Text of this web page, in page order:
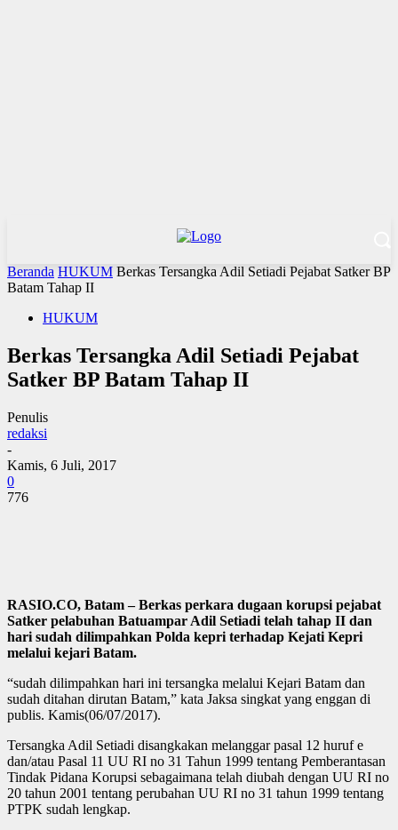
Beranda HUKUM Berkas Tersangka Adil Setiadi Pejabat Satker BP
Batam Tahap II
HUKUM
Berkas Tersangka Adil Setiadi Pejabat
Satker BP Batam Tahap II
Penulis
redaksi
-
Kamis, 6 Juli, 2017
0
776
RASIO.CO, Batam – Berkas perkara dugaan korupsi pejabat
Satker pelabuhan Batuampar Adil Setiadi telah tahap II dan
hari sudah dilimpahkan Polda kepri terhadap Kejati Kepri
melalui kejari Batam.
“sudah dilimpahkan hari ini tersangka melalui Kejari Batam dan
sudah ditahan dirutan Batam,” kata Jaksa singkat yang enggan di
publis. Kamis(06/07/2017).
Tersangka Adil Setiadi disangkakan melanggar pasal 12 huruf e
dan/atau Pasal 11 UU RI no 31 Tahun 1999 tentang Pemberantasan
Tindak Pidana Korupsi sebagaimana telah diubah dengan UU RI no
20 tahun 2001 tentang perubahan UU RI no 31 tahun 1999 tentang
PTPK sudah lengkap.